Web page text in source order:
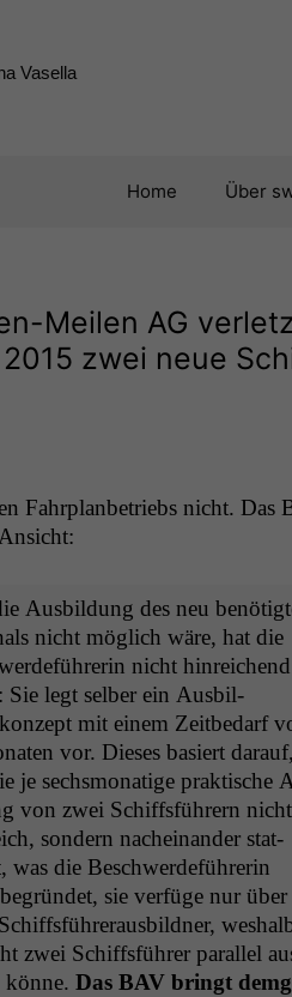
Vasella
Home Über
Meilen AG
zwei neue
Fahrplan­be­triebs nicht. Das
Aus­bil­dung des neu
nicht möglich wäre, hat die
nicht hin­re­ichend
Sie legt sel­ber ein Aus­bil­
mit einem Zeitbe­darf
vor. Dieses basiert darauf,
je sechsmonatige prak­tis­che
von zwei Schiffs­führern nicht
son­dern nacheinan­der stat­
was die Beschw­erde­führerin
sie ver­füge nur über
zwei Schiffs­führer par­al­lel
Das BAVbringt